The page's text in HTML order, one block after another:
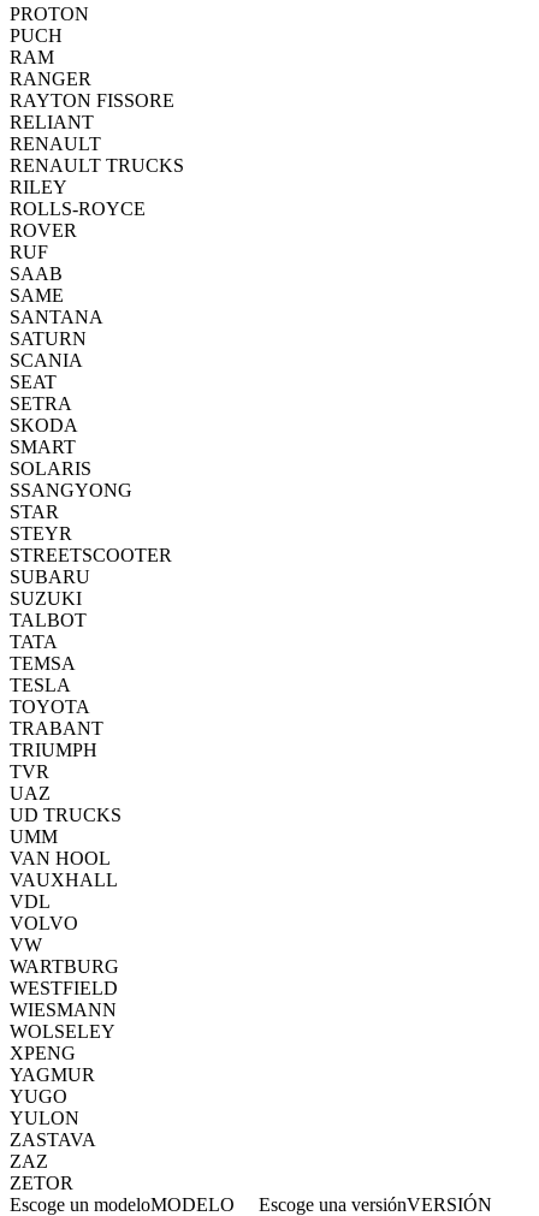
PROTON
PUCH
RAM
RANGER
RAYTON FISSORE
RELIANT
RENAULT
RENAULT TRUCKS
RILEY
ROLLS-ROYCE
ROVER
RUF
SAAB
SAME
SANTANA
SATURN
SCANIA
SEAT
SETRA
SKODA
SMART
SOLARIS
SSANGYONG
STAR
STEYR
STREETSCOOTER
SUBARU
SUZUKI
TALBOT
TATA
TEMSA
TESLA
TOYOTA
TRABANT
TRIUMPH
TVR
UAZ
UD TRUCKS
UMM
VAN HOOL
VAUXHALL
VDL
VOLVO
VW
WARTBURG
WESTFIELD
WIESMANN
WOLSELEY
XPENG
YAGMUR
YUGO
YULON
ZASTAVA
ZAZ
ZETOR
Escoge un modeloMODELO Escoge una versiónVERSIÓN